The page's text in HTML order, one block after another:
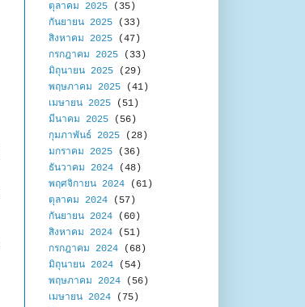
ตุลาคม 2025 (35)
กันยายน 2025 (33)
สิงหาคม 2025 (47)
กรกฎาคม 2025 (33)
มิถุนายน 2025 (29)
พฤษภาคม 2025 (41)
เมษายน 2025 (51)
มีนาคม 2025 (56)
กุมภาพันธ์ 2025 (28)
มกราคม 2025 (36)
ธันวาคม 2024 (48)
พฤศจิกายน 2024 (61)
ตุลาคม 2024 (57)
กันยายน 2024 (60)
สิงหาคม 2024 (51)
กรกฎาคม 2024 (68)
มิถุนายน 2024 (54)
พฤษภาคม 2024 (56)
เมษายน 2024 (75)